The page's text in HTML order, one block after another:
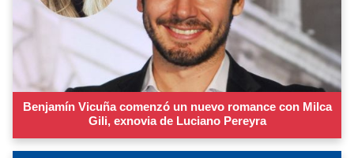
Benjamín Vicuña comenzó un nuevo romance con Milca
Gili, exnovia de Luciano Pereyra